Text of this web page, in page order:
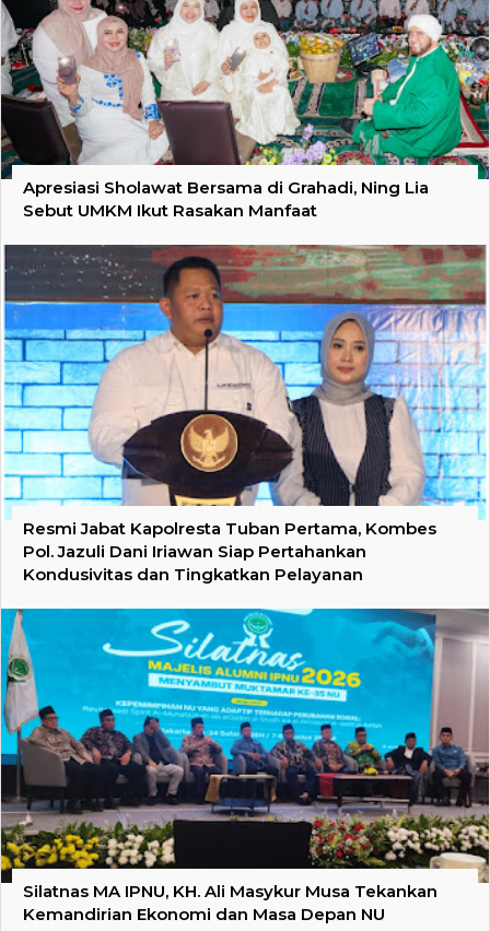
Apresiasi Sholawat Bersama di Grahadi, Ning Lia
Sebut UMKM Ikut Rasakan Manfaat
Resmi Jabat Kapolresta Tuban Pertama, Kombes
Pol. Jazuli Dani Iriawan Siap Pertahankan
Kondusivitas dan Tingkatkan Pelayanan
Silatnas MA IPNU, KH. Ali Masykur Musa Tekankan
Kemandirian Ekonomi dan Masa Depan NU